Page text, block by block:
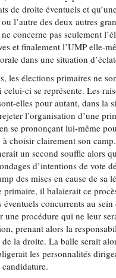
de droite éventuels et
l’autre des deux autres
concerne pas seulement
et finalement l’UMP elle-
dans une situation
les élections primaires ne
ci se représente. Les
elles pour autant, dans la
l’organisation d’une
se prononçant lui-même
choisir clairement son
un second souffle alors
d’intentions de vote
des mises en cause de sa
primaire, il balaierait ce
concurrents au
une procédure qui ne leur
prenant alors la
la droite. La balle serait
les personnalités